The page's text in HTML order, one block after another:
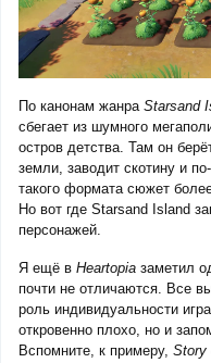
По канонам жанра Starsand
сбегает из шумного
остров детства. Там он
земли, заводит скотину и
такого формата сюжет
Но вот где Starsand Island
персонажей.
Я ещё в Heartopia заметил
почти не отличаются. Все
роль индивидуальности
откровенно плохо, но и
Вспомните, к примеру, Story